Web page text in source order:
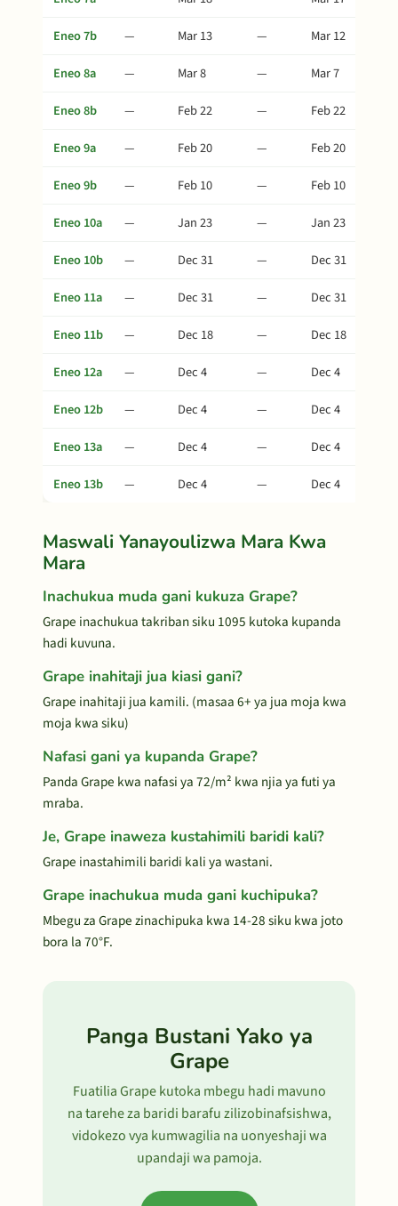
Eneo 7b
— Mar 13 —
Mar 12
Eneo 8a
— Mar 8 —
Mar 7
Eneo 8b
— Feb 22 —
Feb 22
Eneo 9a
— Feb 20 —
Feb 20
Eneo 9b
— Feb 10 —
Feb 10
Eneo 10a
— Jan 23 —
Jan 23
Eneo 10b
— Dec 31 —
Dec 31
Eneo 11a
— Dec 31 —
Dec 31
Eneo 11b
— Dec 18 —
Dec 18
Eneo 12a
— Dec 4 —
Dec 4
Eneo 12b
— Dec 4 —
Dec 4
Eneo 13a
— Dec 4 —
Dec 4
Eneo 13b
— Dec 4 — Dec 4
Maswali Yanayoulizwa Mara Kwa
Mara
Inachukua muda gani kukuza Grape?
Grape inachukua takriban siku 1095 kutoka kupanda
hadi kuvuna.
Grape inahitaji jua kiasi gani?
Grape inahitaji jua kamili. (masaa 6+ ya jua moja kwa
moja kwa siku)
Nafasi gani ya kupanda Grape?
Panda Grape kwa nafasi ya 72/m² kwa njia ya futi ya
mraba.
Je, Grape inaweza kustahimili baridi kali?
Grape inastahimili baridi kali ya wastani.
Grape inachukua muda gani kuchipuka?
Mbegu za Grape zinachipuka kwa 14-28 siku kwa joto
bora la 70°F.
Panga Bustani Yako ya
Grape
Fuatilia Grape kutoka mbegu hadi mavuno
na tarehe za baridi barafu zilizobinafsishwa,
vidokezo vya kumwagilia na uonyeshaji wa
upandaji wa pamoja.